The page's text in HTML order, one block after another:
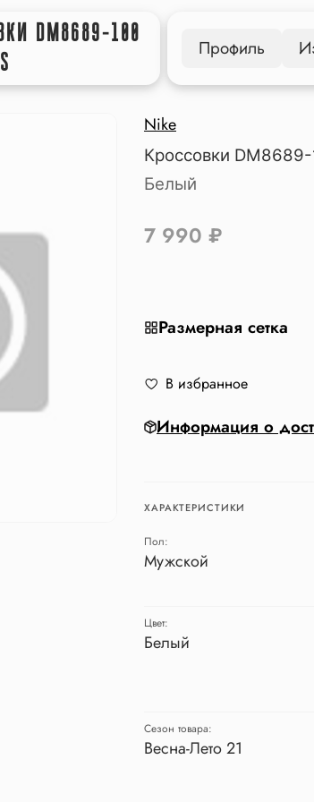
DM8689-100
Профиль
Nike
Кроссовки DM8689-
Белый
Размерная сетка
7 990 ₽
В избранное
Информация о
ХАРАКТЕРИСТИКИ
Пол:
Мужской
Цвет:
Белый
Сезон товара:
Весна-Лето 21